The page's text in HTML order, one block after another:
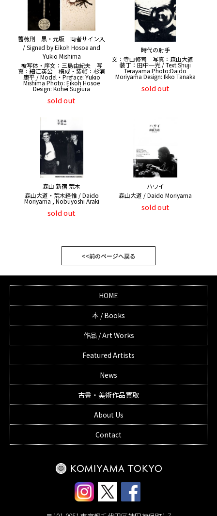
薔薇刑 黒・元版 両者サイン入
/ Signed by Eikoh Hosoe and
Yukio Mishima
被写体・序文：三島由紀夫 写
真：細江英公 構成・装幀：杉浦
康平 / Model・Preface: Yukio
Mishima Photo: Eikoh Hosoe
Design: Kohei Sugiura
sold out
時代の射手
文：寺山修司 写真：森山大道
装丁：田中一光 / Text:Shuji
Terayama Photo:Daido
Moriyama Design: Ikko Tanaka
sold out
森山 新宿 荒木
森山大道・荒木経惟 / Daido
Moriyama , Nobuyoshi Araki
sold out
ハワイ
森山大道 / Daido Moriyama
sold out
<<前のページへ戻る
HOME
本 / Books
作品 / Art Works
Featured Artists
News
古書・美術作品買取
About Us
Contact